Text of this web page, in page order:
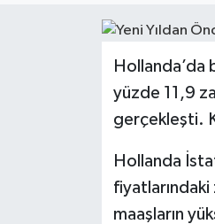
Hollanda’da
yüzde 11,9
gerçekleşti.
Hollanda
fiyatlarındaki
maaşların